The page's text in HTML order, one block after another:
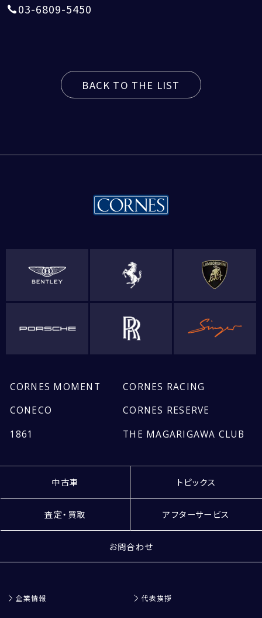
コーンズ・モータースについて
企業情報
代表挨拶
社会貢献活動（MAKE A MOVEMENT）について
個人情報保護方針
勧誘方針
03-6809-5450
BACK TO THE LIST
CORNES MOMENT
CORNES RACING
CONECO
CORNES RESERVE
1861
THE MAGARIGAWA CLUB
中古車 トピックス
査定・買取 アフターサービス
お問合わせ
企業情報 代表挨拶